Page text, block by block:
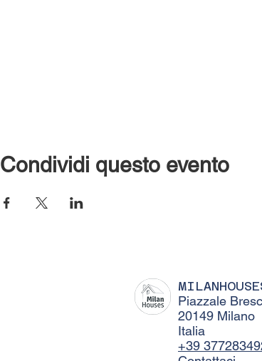
Condividi questo evento
Piazzale
20149 Milano
Italia
+39